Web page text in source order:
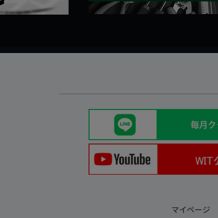
マイページ